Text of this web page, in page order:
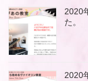
2020
た。
2020